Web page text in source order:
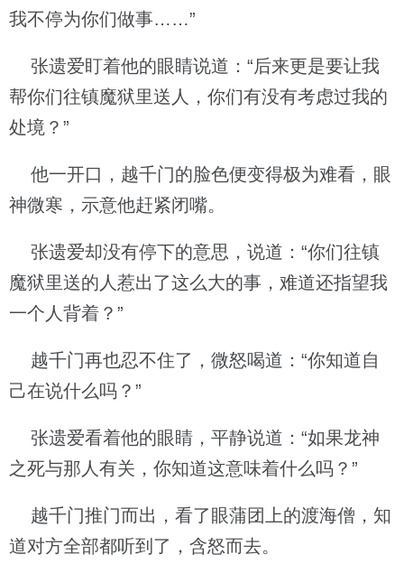
我不停为你们做事……”
张遗爱盯着他的眼睛说道：“后来更是要让我
帮你们往镇魔狱里送人，你们有没有考虑过我的
处境？”
他一开口，越千门的脸色便变得极为难看，眼
神微寒，示意他赶紧闭嘴。
张遗爱却没有停下的意思，说道：“你们往镇
魔狱里送的人惹出了这么大的事，难道还指望我
一个人背着？”
越千门再也忍不住了，微怒喝道：“你知道自
己在说什么吗？”
张遗爱看着他的眼睛，平静说道：“如果龙神
之死与那人有关，你知道这意味着什么吗？”
越千门推门而出，看了眼蒲团上的渡海僧，知
道对方全部都听到了，含怒而去。